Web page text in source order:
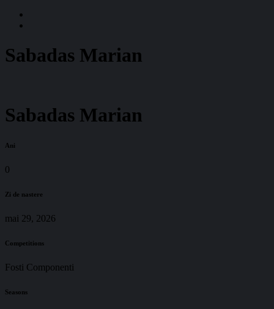
Sabadas Marian
Sabadas Marian
Ani
0
Zi de nastere
mai 29, 2026
Competitions
Fosti Componenti
Seasons